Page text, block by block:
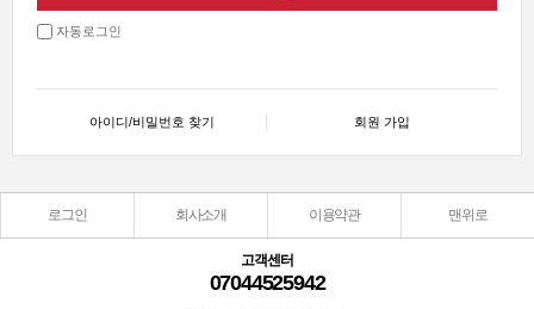
자동로그인
아이디/비밀번호 찾기 회원 가입
로그인 회사소개 이용약관 맨위로
고객센터
07044525942